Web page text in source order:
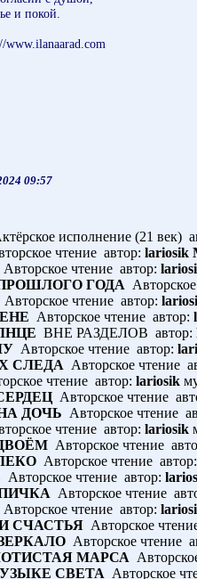
и покой.
www.ilanaarad.com
09:57
исполнение (21 век)
чтение автор: lariosik
Авторское чтение автор:
ГОДА
Авторское чтение автор:
Авторское чтение автор:
ВНЕ РАЗДЕЛОВ автор:
Авторское чтение автор:
СЛЕДА Авторское чтение
чтение автор: lariosik
Авторское чтение
ДОЧЬ Авторское чтение
чтение автор: lariosik
Авторское чтение
Авторское чтение автор:
Авторское чтение автор:
Авторское чтение
Авторское чтение автор:
СЧАСТЬЯ Авторское
Авторское чтение
МАРСА
СВЕТА Авторское